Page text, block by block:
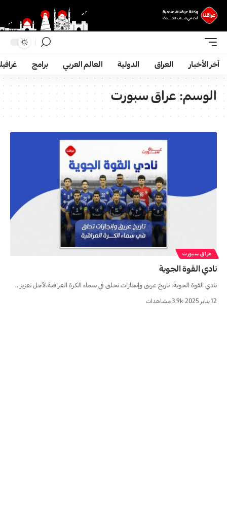
آخر الأخبار العراق الدولية العالم العربي برامج
الوسم:عراق سبورت
عراق سبورت
نادي القوة الجوية
نادي القوة الجوية: تاريخ عريق وإنجازات تحلق في سماء الكرة العراقية،لأجل تعزيز…
12 يناير 2025 3.9k مشاهدات